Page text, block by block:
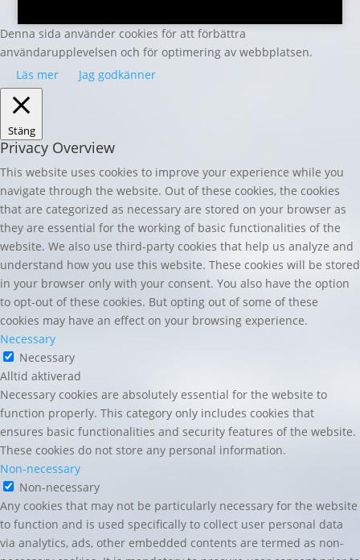
Denna sida använder cookies för att förbättra
användarupplevelsen och för optimering av webbplatsen.
Läs mer
Jag godkänner
Stäng
Privacy Overview
This website uses cookies to improve your experience while you
navigate through the website. Out of these cookies, the cookies
that are categorized as necessary are stored on your browser as
they are essential for the working of basic functionalities of the
website. We also use third-party cookies that help us analyze and
understand how you use this website. These cookies will be stored
in your browser only with your consent. You also have the option
to opt-out of these cookies. But opting out of some of these
cookies may have an effect on your browsing experience.
Necessary
Necessary
Alltid aktiverad
Necessary cookies are absolutely essential for the website to
function properly. This category only includes cookies that
ensures basic functionalities and security features of the website.
These cookies do not store any personal information.
Non-necessary
Non-necessary
Any cookies that may not be particularly necessary for the website
to function and is used specifically to collect user personal data
via analytics, ads, other embedded contents are termed as non-